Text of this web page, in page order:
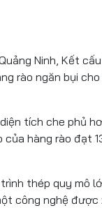
Ninh, Kết
rào ngăn bụi
tích che phủ
hàng rào đạt
thép quy mô
công nghệ